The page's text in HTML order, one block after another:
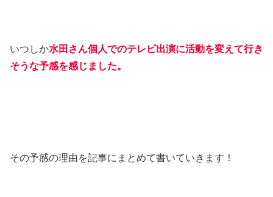
いつしか水田さん個人でのテレビ出演に活動を変えて行き
そうな予感を感じました。
その予感の理由を記事にまとめて書いていきます！